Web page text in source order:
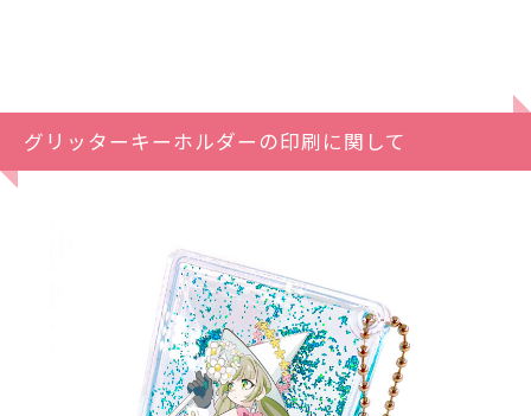
グリッターキーホルダーの印刷に関して